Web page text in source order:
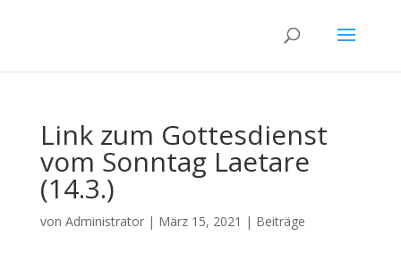
Link zum Gottesdienst
vom Sonntag Laetare
(14.3.)
von Administrator| März 15, 2021 | Beiträge